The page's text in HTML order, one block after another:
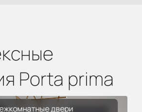
Porta prima
двери